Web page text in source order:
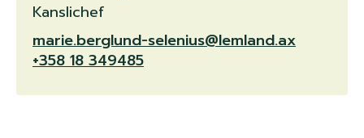
Kanslichef
marie.berglund-selenius@lemland.ax
+358 18 349485